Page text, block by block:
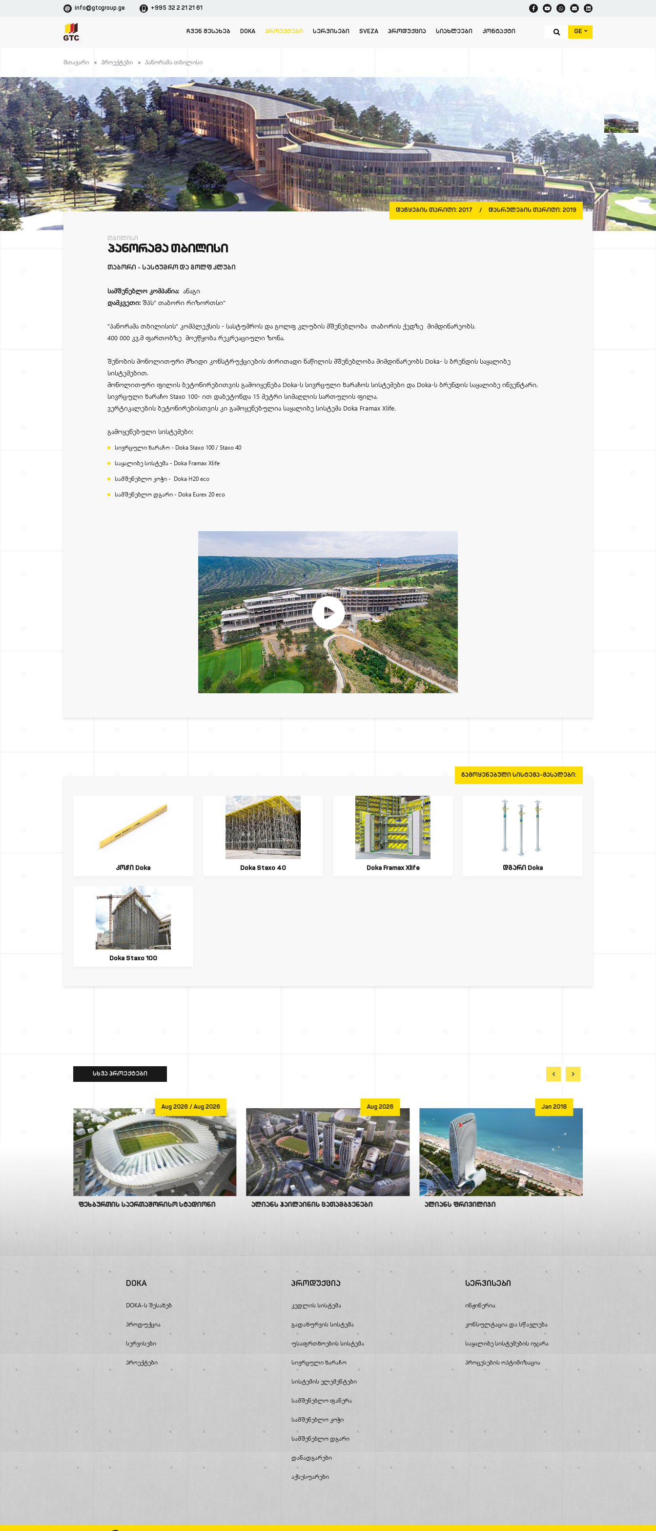
info@gtcgroup.ge +995 32 2 21 21 61
ᲩᲕᲔᲜ ᲨᲔᲡᲐᲮᲔᲑ DOKA ᲞᲠᲝᲔᲥᲢᲔᲑᲘ ᲡᲔᲠᲕᲘᲡᲔᲑᲘ SVEZA ᲞᲠᲝᲓᲣᲥᲪᲘᲐ ᲡᲘᲐᲮᲚᲔᲔᲑᲘ ᲙᲝᲜᲢᲐᲥᲢᲘ GE
Მთავარი Პროექტები Პანორამა Თბილისი
თბილისი
ᲞᲐᲜᲝᲠᲐᲛᲐ ᲗᲑᲘᲚᲘᲡᲘ
თაბორი - სასტუმრო და გოლფ კლუბი
სამშენებლო კომპანია: ანაგი
დამკვეთი: შპს" თაბორი რიზორთსი"
"პანორამა თბილისის" კომპლექსის - სასტუმროს და გოლფ კლუბის მშენებლობა თაბორის ქედზე მიმდინარეობს.
400 000 კვ.მ ფართობზე მოეწყობა რეკრეაციული ზონა.
შენობის მონოლითური მზიდი კონსტრუქციების ძირითადი ნაწილის მშენებლობა მიმდინარეობს Doka- ს ბრენდის საყალიბე
სისტემებით.
მონოლითური ფილის ბეტონირებითვის გამოიყენება Doka-ს სივრცული ხარაჩოს სისტემები და Doka-ს ბრენდის საყალიბე ინვენტარი.
სივრცული ხარაჩო Staxo 100- ით დაბეტონდა 15 მეტრი სიმაღლის სართულის ფილა.
ვერტიკალების ბეტონირებისთვის კი გამოყენებულია საყალიბე სისტემა Doka Framax Xlife.
გამოყენებული სისტემები:
სივრცული ხარაჩო - Doka Staxo 100 / Staxo 40
საყალიბე სისტემა - Doka Framax Xlife
სამშენებლო კოჭი - Doka H20 eco
სამშენებლო დგარი - Doka Eurex 20 eco
ᲓᲐᲬᲧᲔᲑᲘᲡ ᲗᲐᲠᲘᲦᲘ: 2017 / ᲓᲐᲡᲠᲣᲚᲔᲑᲘᲡ ᲗᲐᲠᲘᲦᲘ: 2019
კოჭი Doka Doka Staxo 40 Doka Framax Xlife დგარი Doka
Doka Staxo 100
ᲒᲐᲛᲝᲧᲔᲜᲔᲑᲣᲚᲘ ᲡᲘᲡᲢᲔᲛᲐ-ᲛᲐᲡᲐᲚᲔᲑᲘ:
ᲡᲮᲕᲐ ᲞᲠᲝᲔᲥᲢᲔᲑᲘ
Aug 2026 / Aug 2026
ფეხბურთის საერთაშორისო სტადიონი
Aug 2026
ალიანს ჰაილაინის ცათამბჯენები
Jan 2018
ალიანს ფრივილიჯი
DOKA
DOKA-Ს Შესახებ
Პროდუქცია
Სერვისები
Პროექტები
Პროდუქცია
Კედლის Სისტემა
Გადახურვის Სისტემა
Უსაფრთხოების Სისტემა
Სივრცული Ხარაჩო
Სისტემის Ელემენტები
Სამშენებლო Ფანერა
Სამშენებლო Კოჭი
Სამშენებლო Დგარი
Დანადგარები
Აქსესუარები
Სერვისები
Ინჟინერია
Კონსულტაცია Და Სწავლება
Საყალიბე Სისტემების Იჯარა
Პროცესების Ოპტიმიზაცია